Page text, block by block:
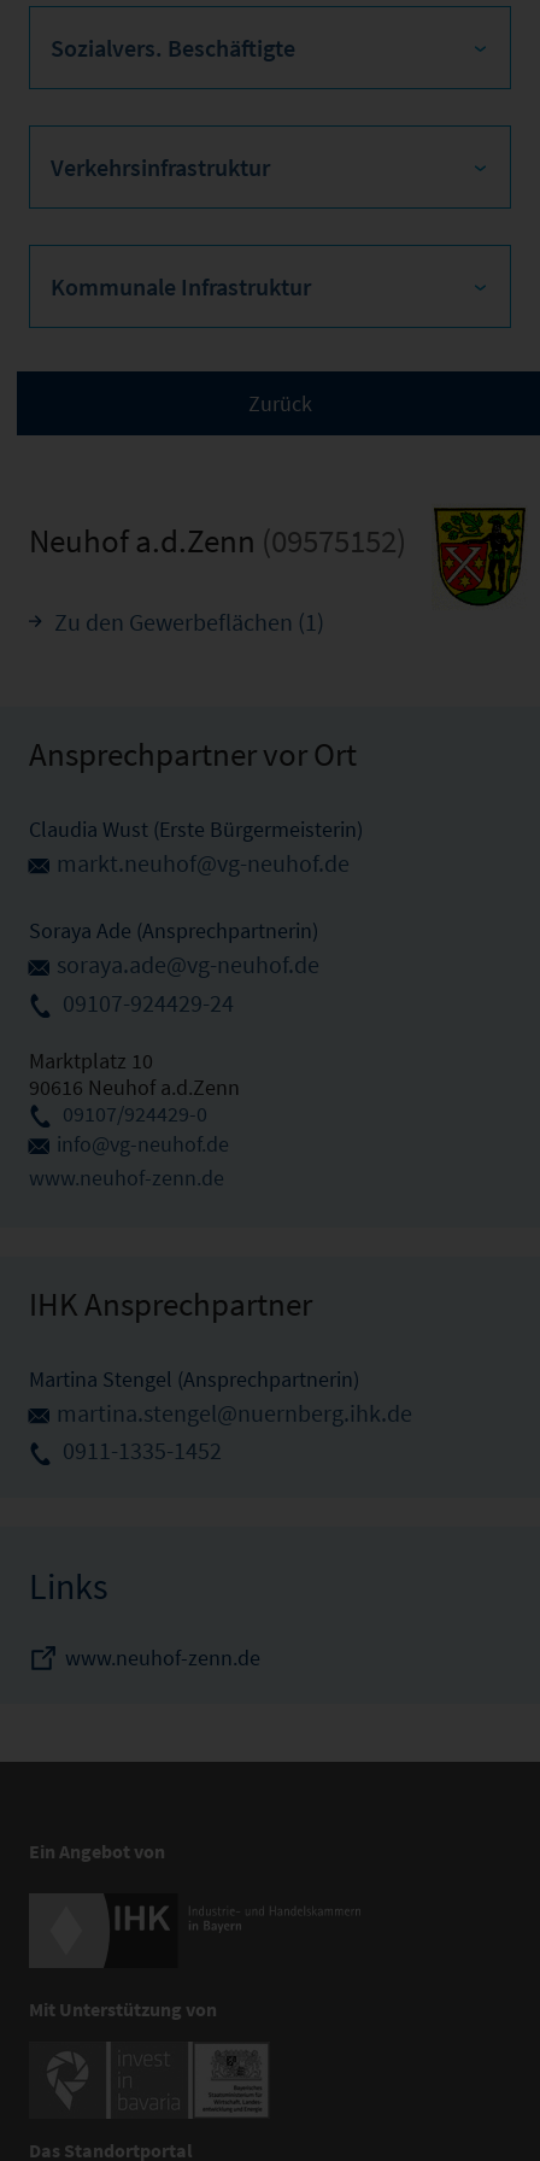
Sozialvers. Beschäftigte
Verkehrsinfrastruktur
Kommunale Infrastruktur
Neuhof a.d.Zenn (09575152)
Zu den Gewerbeflächen (1)
Ansprechpartner vor Ort
Claudia Wust (Erste Bürgermeisterin)
markt.neuhof@vg-neuhof.de
Soraya Ade (Ansprechpartnerin)
soraya.ade@vg-neuhof.de
09107-924429-24
Marktplatz 10
90616 Neuhof a.d.Zenn
09107/924429-0
info@vg-neuhof.de
www.neuhof-zenn.de
IHK Ansprechpartner
Martina Stengel (Ansprechpartnerin)
martina.stengel@nuernberg.ihk.de
0911-1335-1452
Links
www.neuhof-zenn.de
Ein Angebot von
Mit Unterstützung von
Das Standortportal